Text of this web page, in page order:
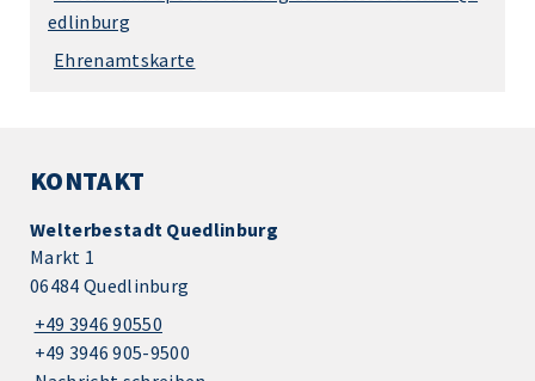
edlinburg
Ehrenamtskarte
KONTAKT
Welterbestadt Quedlinburg
Markt 1
06484 Quedlinburg
+49 3946 90550
+49 3946 905-9500